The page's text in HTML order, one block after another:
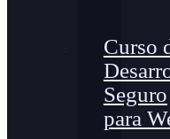
Curso
Seguro
para